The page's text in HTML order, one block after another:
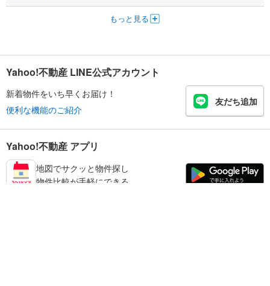
もっと見る
Yahoo!不動産 LINE公式アカウント
新着物件をいち早くお届け！
便利な機能のご紹介
友だち追加
Yahoo!不動産 アプリ
地図でサクッと物件探し
物件比較が手軽にできる